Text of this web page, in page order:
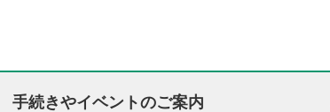
手続きやイベントのご案内